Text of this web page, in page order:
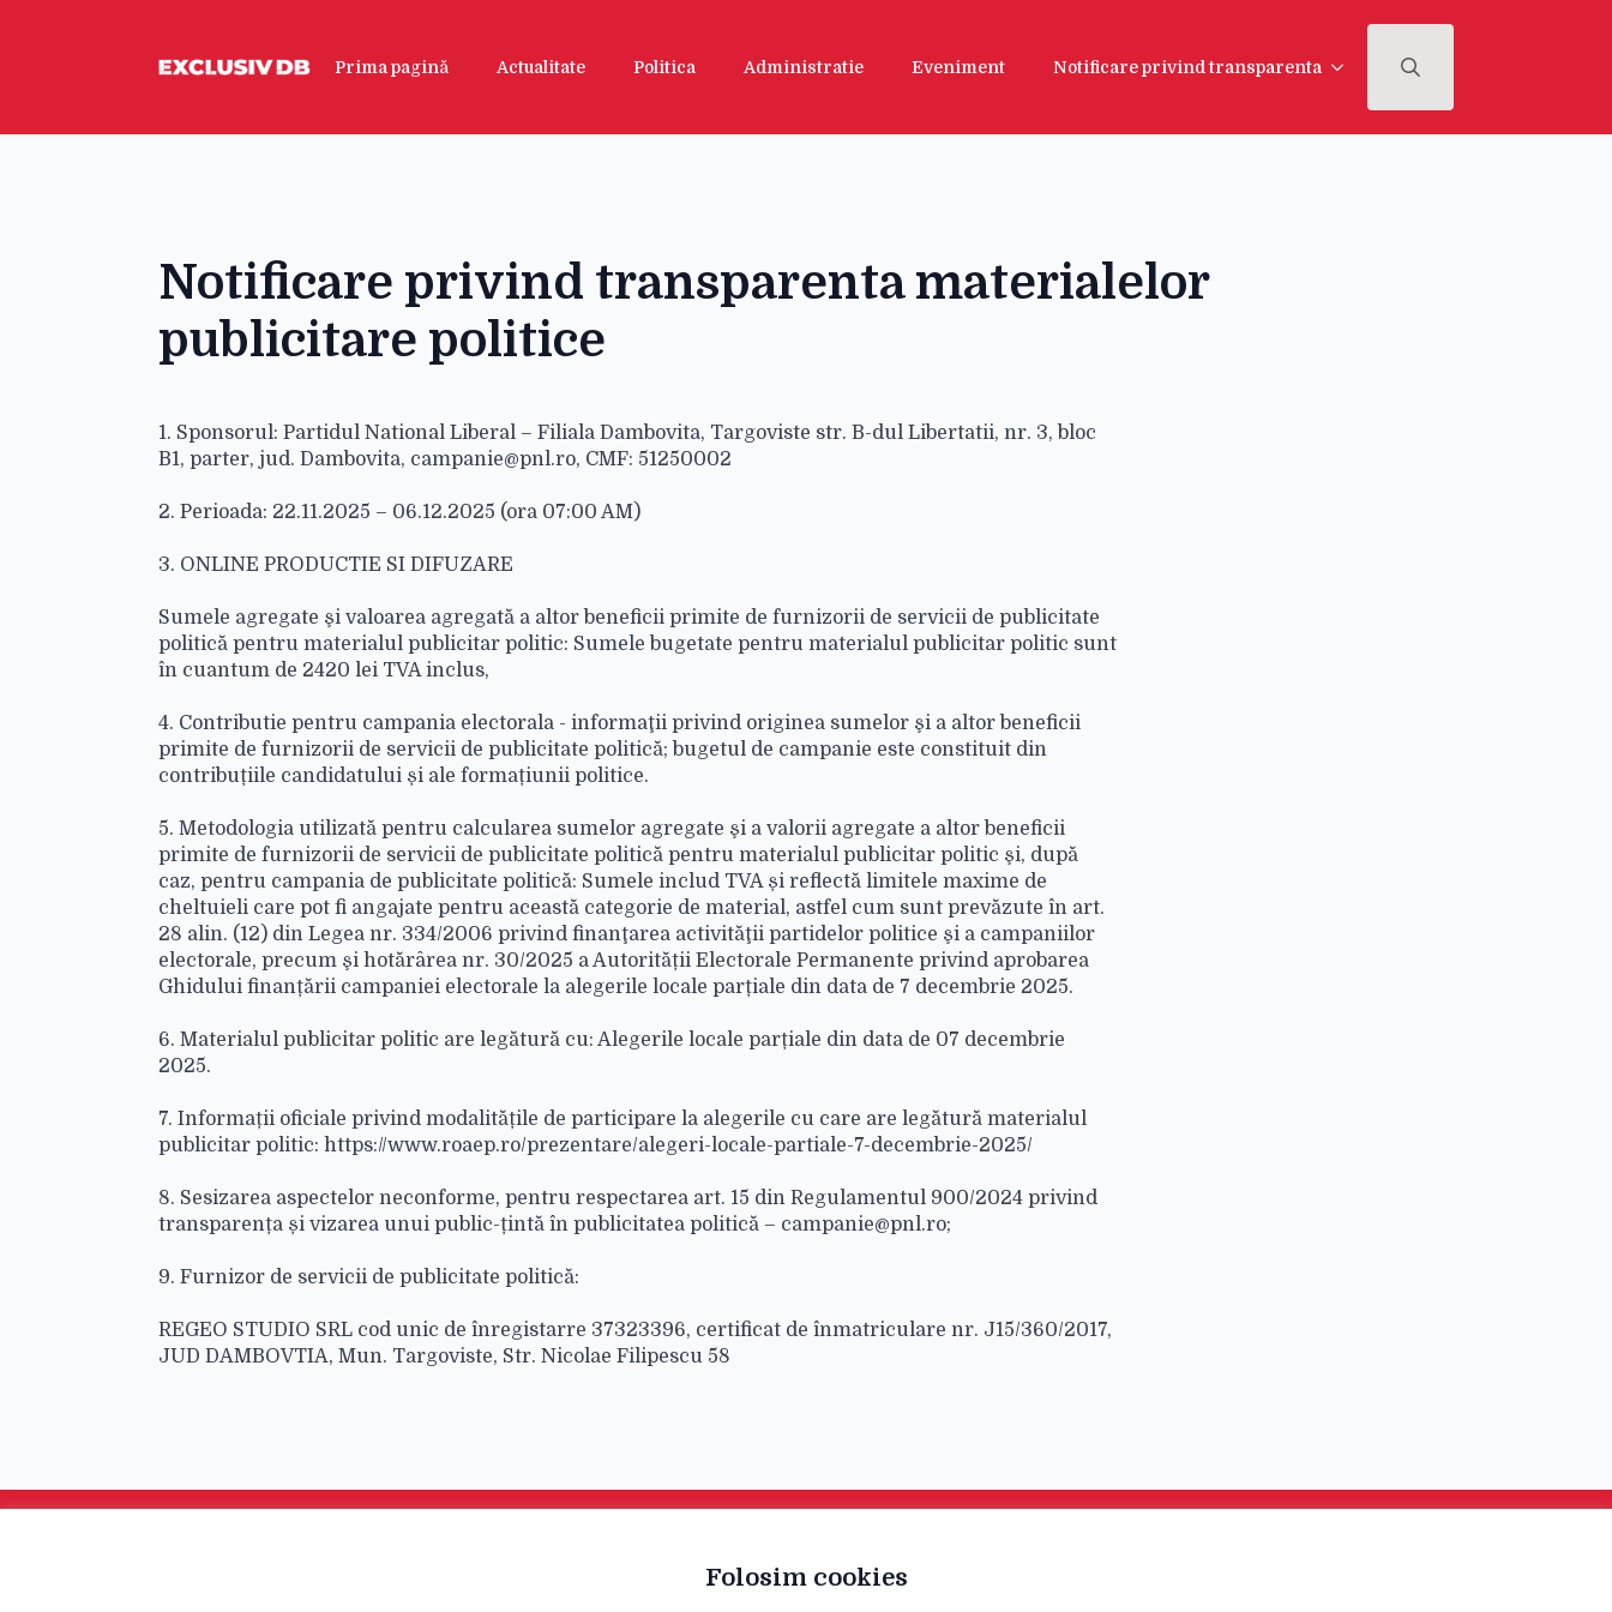
Prima pagină Actualitate Politica Administratie Eveniment Notificare privind transparenta
Notificare privind transparenta materialelor
publicitare politice
1. Sponsorul: Partidul National Liberal – Filiala Dambovita, Targoviste str. B-dul Libertatii, nr. 3, bloc
B1, parter, jud. Dambovita, campanie@pnl.ro, CMF: 51250002
2. Perioada: 22.11.2025 – 06.12.2025 (ora 07:00 AM)
3. ONLINE PRODUCTIE SI DIFUZARE
Sumele agregate şi valoarea agregată a altor beneficii primite de furnizorii de servicii de publicitate
politică pentru materialul publicitar politic: Sumele bugetate pentru materialul publicitar politic sunt
în cuantum de 2420 lei TVA inclus,
4. Contributie pentru campania electorala - informaţii privind originea sumelor şi a altor beneficii
primite de furnizorii de servicii de publicitate politică; bugetul de campanie este constituit din
contribuțiile candidatului și ale formațiunii politice.
5. Metodologia utilizată pentru calcularea sumelor agregate şi a valorii agregate a altor beneficii
primite de furnizorii de servicii de publicitate politică pentru materialul publicitar politic şi, după
caz, pentru campania de publicitate politică: Sumele includ TVA și reflectă limitele maxime de
cheltuieli care pot fi angajate pentru această categorie de material, astfel cum sunt prevăzute în art.
28 alin. (12) din Legea nr. 334/2006 privind finanţarea activităţii partidelor politice şi a campaniilor
electorale, precum şi hotărârea nr. 30/2025 a Autorității Electorale Permanente privind aprobarea
Ghidului finanțării campaniei electorale la alegerile locale parțiale din data de 7 decembrie 2025.
6. Materialul publicitar politic are legătură cu: Alegerile locale parțiale din data de 07 decembrie
2025.
7. Informații oficiale privind modalitățile de participare la alegerile cu care are legătură materialul
publicitar politic: https://www.roaep.ro/prezentare/alegeri-locale-partiale-7-decembrie-2025/
8. Sesizarea aspectelor neconforme, pentru respectarea art. 15 din Regulamentul 900/2024 privind
transparența și vizarea unui public-țintă în publicitatea politică – campanie@pnl.ro;
9. Furnizor de servicii de publicitate politică:
REGEO STUDIO SRL cod unic de înregistarre 37323396, certificat de înmatriculare nr. J15/360/2017,
JUD DAMBOVTIA, Mun. Targoviste, Str. Nicolae Filipescu 58
Folosim cookies